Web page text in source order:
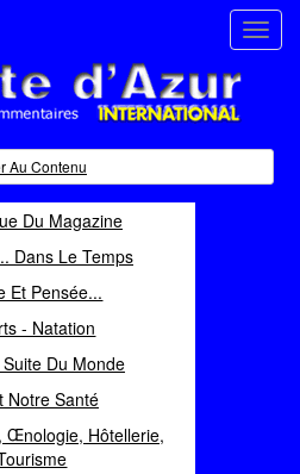
commentaires
Au Contenu
Du Magazine
Dans Le Temps
Et Pensée...
- Natation
Du Monde
Notre Santé
Œnologie, Hôtellerie,